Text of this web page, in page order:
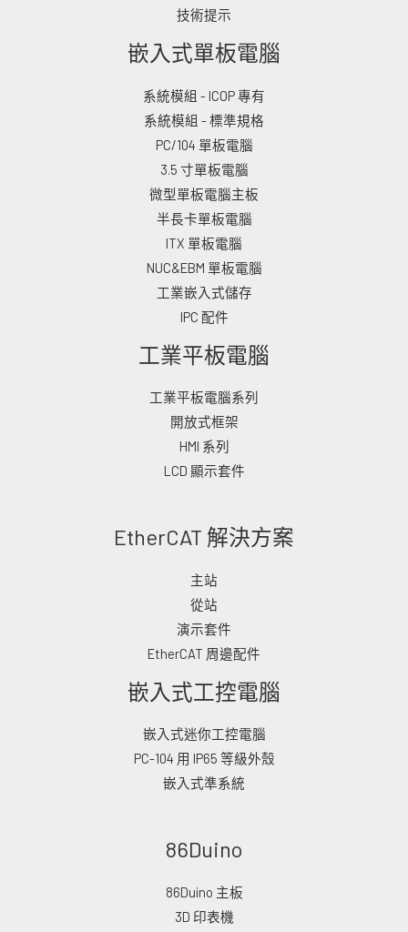
技術提示
嵌入式單板電腦
系統模組 - ICOP 專有
系統模組 - 標準規格
PC/104 單板電腦
3.5 寸單板電腦
微型單板電腦主板
半長卡單板電腦
ITX 單板電腦
NUC&EBM 單板電腦
工業嵌入式儲存
IPC 配件
工業平板電腦
工業平板電腦系列
開放式框架
HMI 系列
LCD 顯示套件
EtherCAT 解決方案
主站
從站
演示套件
EtherCAT 周邊配件
嵌入式工控電腦
嵌入式迷你工控電腦
PC-104 用 IP65 等級外殼
嵌入式準系統
86Duino
86Duino 主板
3D 印表機